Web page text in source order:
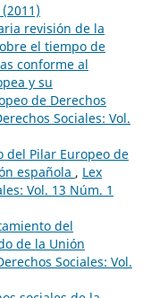
revisión de la
el tiempo de
conforme al
y su
de Derechos
Sociales: Vol.
del Pilar Europeo de
española , Lex
Vol. 13 Núm. 1
del
de la Unión
Sociales: Vol.